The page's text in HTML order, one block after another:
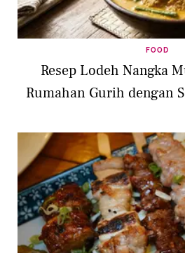
FOOD
Resep Lodeh Nangka
Rumahan Gurih dengan